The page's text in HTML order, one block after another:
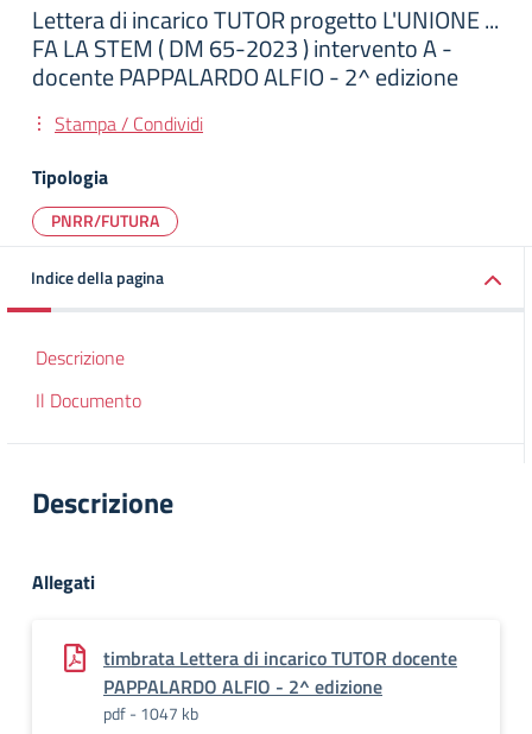
Lettera di incarico TUTOR progetto L'UNIONE ...
FA LA STEM ( DM 65-2023 ) intervento A -
docente PAPPALARDO ALFIO - 2^ edizione
Stampa / Condividi
Tipologia
PNRR/FUTURA
Indice della pagina
Descrizione
Il Documento
Descrizione
Allegati
timbrata Lettera di incarico TUTOR docente
PAPPALARDO ALFIO - 2^ edizione
pdf - 1047 kb